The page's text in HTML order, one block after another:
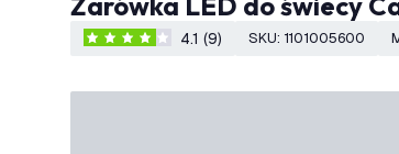
4.1 Gwiazdki oceny
4.1 (9) SKU: 1101005600